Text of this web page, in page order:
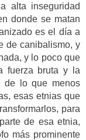
alta inseguridad
donde se matan
es el día a
de canibalismo, y
y lo poco que
fuerza bruta y la
de lo que menos
esas etnias que
para
de esa etnia,
más prominente